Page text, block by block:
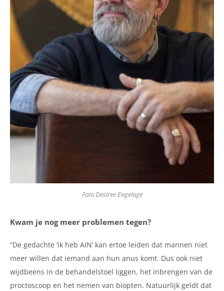
Foto Desiree Engelage
Kwam je nog meer problemen tegen?
“De gedachte ‘ik heb AIN’ kan ertoe leiden dat mannen niet
meer willen dat iemand aan hun anus komt. Dus ook niet
wijdbeens in de behandelstoel liggen, het inbrengen van de
proctoscoop en het nemen van biopten. Natuurlijk geldt dat